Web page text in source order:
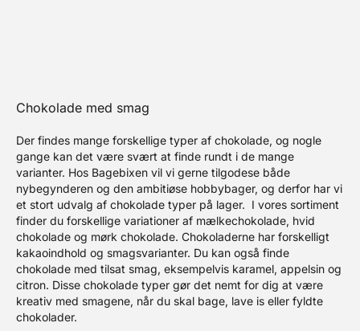
Chokolade med smag
Der findes mange forskellige typer af chokolade, og nogle
gange kan det være svært at finde rundt i de mange
varianter. Hos Bagebixen vil vi gerne tilgodese både
nybegynderen og den ambitiøse hobbybager, og derfor har vi
et stort udvalg af chokolade typer på lager. I vores sortiment
finder du forskellige variationer af mælkechokolade, hvid
chokolade og mørk chokolade. Chokoladerne har forskelligt
kakaoindhold og smagsvarianter. Du kan også finde
chokolade med tilsat smag, eksempelvis karamel, appelsin og
citron. Disse chokolade typer gør det nemt for dig at være
kreativ med smagene, når du skal bage, lave is eller fyldte
chokolader.